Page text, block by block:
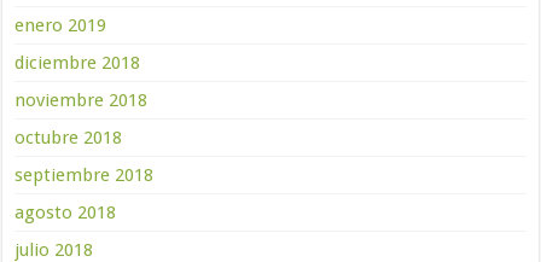
enero 2019
diciembre 2018
noviembre 2018
octubre 2018
septiembre 2018
agosto 2018
julio 2018